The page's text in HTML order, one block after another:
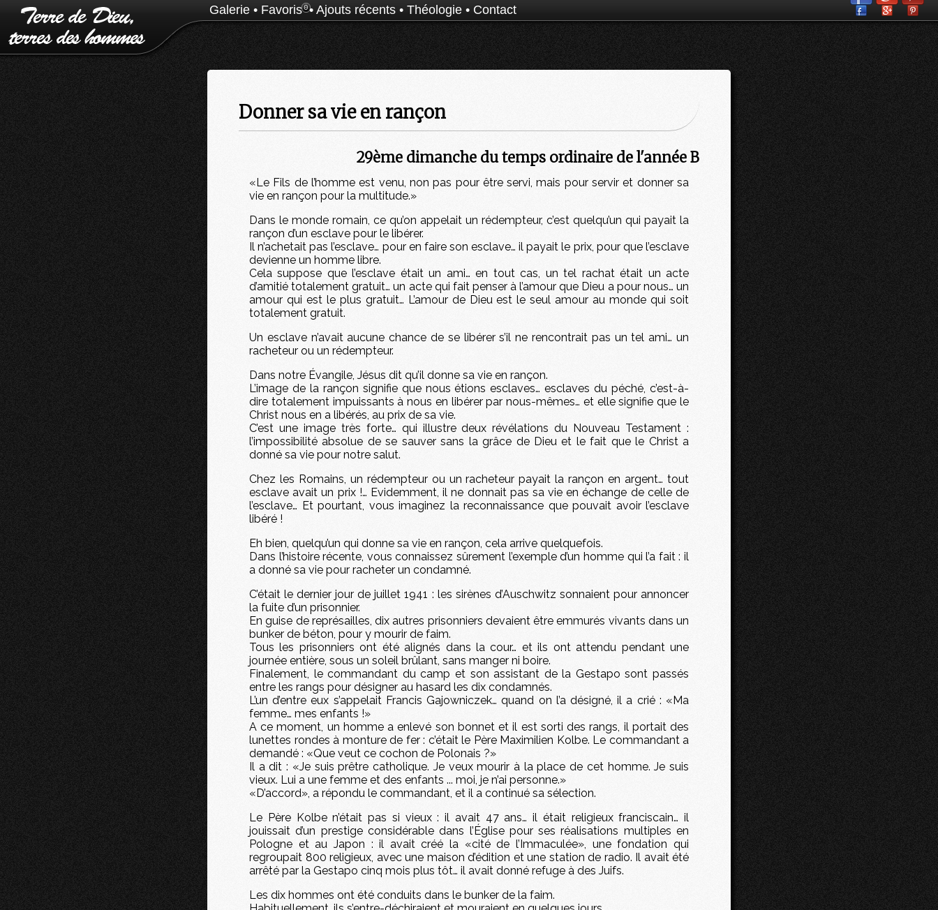
Galerie • Favoris0• Ajouts récents • Théologie • Contact
Donner sa vie en rançon
29ème dimanche du temps ordinaire de l'année B
«Le Fils de l’homme est venu, non pas pour être servi, mais pour servir et donner sa
vie en rançon pour la multitude.»
Dans le monde romain, ce qu’on appelait un rédempteur, c’est quelqu’un qui payait la
rançon d’un esclave pour le libérer.
Il n’achetait pas l’esclave… pour en faire son esclave… il payait le prix, pour que l’esclave
devienne un homme libre.
Cela suppose que l’esclave était un ami… en tout cas, un tel rachat était un acte
d’amitié totalement gratuit… un acte qui fait penser à l’amour que Dieu a pour nous… un
amour qui est le plus gratuit… L’amour de Dieu est le seul amour au monde qui soit
totalement gratuit.
Un esclave n’avait aucune chance de se libérer s’il ne rencontrait pas un tel ami… un
racheteur ou un rédempteur.
Dans notre Évangile, Jésus dit qu’il donne sa vie en rançon.
L’image de la rançon signifie que nous étions esclaves… esclaves du péché, c’est-à-
dire totalement impuissants à nous en libérer par nous-mêmes… et elle signifie que le
Christ nous en a libérés, au prix de sa vie.
C’est une image très forte… qui illustre deux révélations du Nouveau Testament :
l’impossibilité absolue de se sauver sans la grâce de Dieu et le fait que le Christ a
donné sa vie pour notre salut.
Chez les Romains, un rédempteur ou un racheteur payait la rançon en argent… tout
esclave avait un prix !… Evidemment, il ne donnait pas sa vie en échange de celle de
l’esclave… Et pourtant, vous imaginez la reconnaissance que pouvait avoir l’esclave
libéré !
Eh bien, quelqu’un qui donne sa vie en rançon, cela arrive quelquefois.
Dans l’histoire récente, vous connaissez sûrement l’exemple d’un homme qui l’a fait : il
a donné sa vie pour racheter un condamné.
C’était le dernier jour de juillet 1941 : les sirènes d’Auschwitz sonnaient pour annoncer
la fuite d’un prisonnier.
En guise de représailles, dix autres prisonniers devaient être emmurés vivants dans un
bunker de béton, pour y mourir de faim.
Tous les prisonniers ont été alignés dans la cour… et ils ont attendu pendant une
journée entière, sous un soleil brûlant, sans manger ni boire.
Finalement, le commandant du camp et son assistant de la Gestapo sont passés
entre les rangs pour désigner au hasard les dix condamnés.
L’un d’entre eux s’appelait Francis Gajowniczek… quand on l’a désigné, il a crié : «Ma
femme… mes enfants !»
A ce moment, un homme a enlevé son bonnet et il est sorti des rangs, il portait des
lunettes rondes à monture de fer : c’était le Père Maximilien Kolbe. Le commandant a
demandé : «Que veut ce cochon de Polonais ?»
Il a dit : «Je suis prêtre catholique. Je veux mourir à la place de cet homme. Je suis
vieux. Lui a une femme et des enfants ... moi, je n’ai personne.»
«D’accord», a répondu le commandant, et il a continué sa sélection.
Le Père Kolbe n’était pas si vieux : il avait 47 ans… il était religieux franciscain… il
jouissait d’un prestige considérable dans l’Église pour ses réalisations multiples en
Pologne et au Japon : il avait créé la «cité de l’Immaculée», une fondation qui
regroupait 800 religieux, avec une maison d’édition et une station de radio. Il avait été
arrêté par la Gestapo cinq mois plus tôt… il avait donné refuge à des Juifs.
Les dix hommes ont été conduits dans le bunker de la faim.